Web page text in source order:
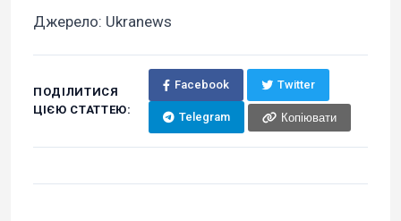
Джерело: Ukranews
ПОДІЛИТИСЯ
ЦІЄЮ СТАТТЕЮ:
Facebook Twitter
Telegram Копіювати